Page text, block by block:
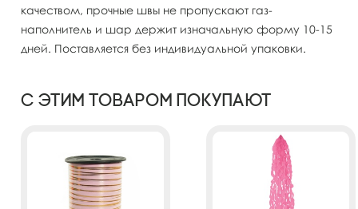
качеством, прочные швы не пропускают газ-
наполнитель и шар держит изначальную форму 10-15
дней. Поставляется без индивидуальной упаковки.
С этим товаром покупают